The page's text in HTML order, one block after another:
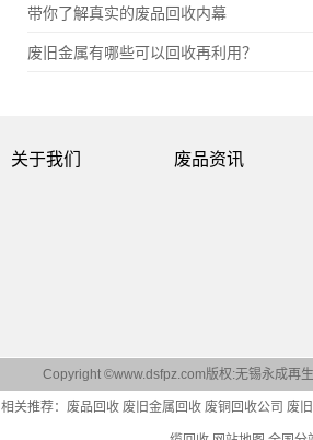
带你了解真实的废品回收内幕
废旧金属有哪些可以回收再利用？
关于我们 废品资讯
Copyright ©www.dsfpz.com版权:无锡永成再
相关推荐： 废品回收 废旧金属回收 废铜回收公司 废